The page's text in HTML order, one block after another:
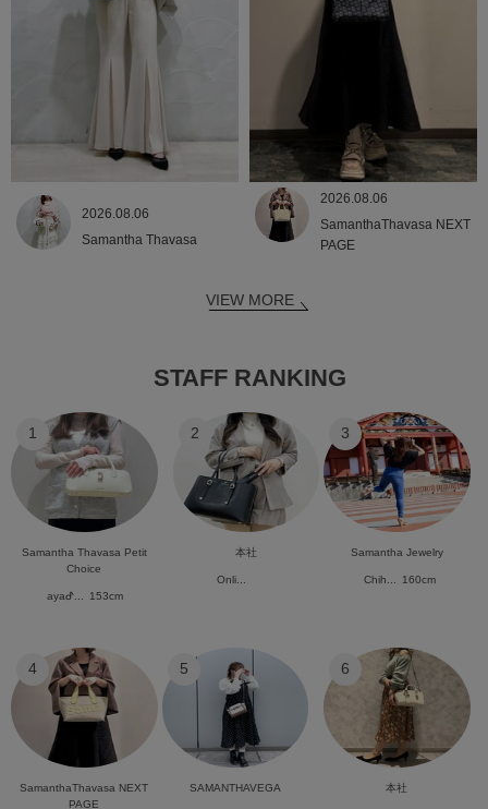
2026.08.06
Samantha Thavasa
2026.08.06
SamanthaThavasa NEXT
PAGE
VIEW MORE
STAFF RANKING
1
Samantha Thavasa Petit
Choice
ayaᕷ... 153cm
2
本社
Onli...
3
Samantha Jewelry
Chih... 160cm
4
SamanthaThavasa NEXT
PAGE
5
SAMANTHAVEGA
6
本社